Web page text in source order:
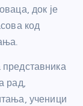
док је
код
рад,
ученици